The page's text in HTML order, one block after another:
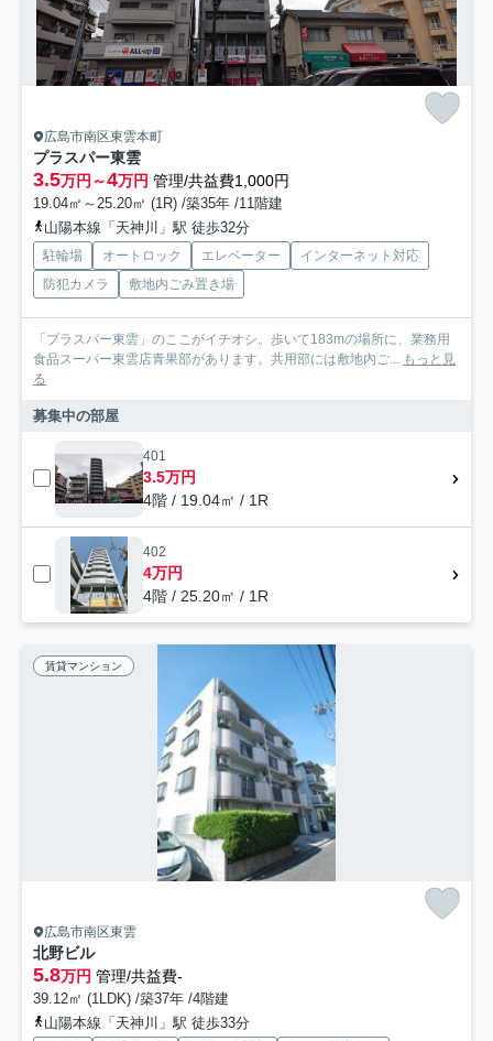
広島市南区東雲本町
プラスパー東雲
3.5万円～4万円 管理/共益費1,000円
19.04㎡～25.20㎡ (1R) /築35年 /11階建
山陽本線「天神川」駅 徒歩32分
駐輪場 オートロック エレベーター
インターネット対応
防犯カメラ
敷地内ごみ置き場
「プラスパー東雲」のここがイチオシ。歩いて183mの場所に、業務用
食品スーパー東雲店青果部があります。共用部には敷地内ご...
もっと見
る
募集中の部屋
401
3.5万円
4階 / 19.04㎡ / 1R
402
4万円
4階 / 25.20㎡ / 1R
賃貸マンション
広島市南区東雲
北野ビル
5.8万円 管理/共益費-
39.12㎡ (1LDK) /築37年 /4階建
山陽本線「天神川」駅 徒歩33分